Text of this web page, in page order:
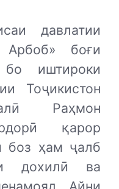
давлатии
Арбоб» боғи
бо иштироки
Тоҷикистон
Раҳмон
қарор
боз ҳам ҷалб
дохилӣ ва